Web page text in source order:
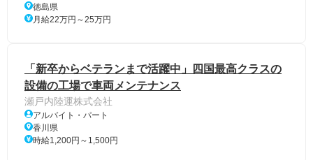
徳島県
月給22万円～25万円
「新卒からベテランまで活躍中」四国最高クラスの
設備の工場で車両メンテナンス
瀬戸内陸運株式会社
アルバイト・パート
香川県
時給1,200円～1,500円